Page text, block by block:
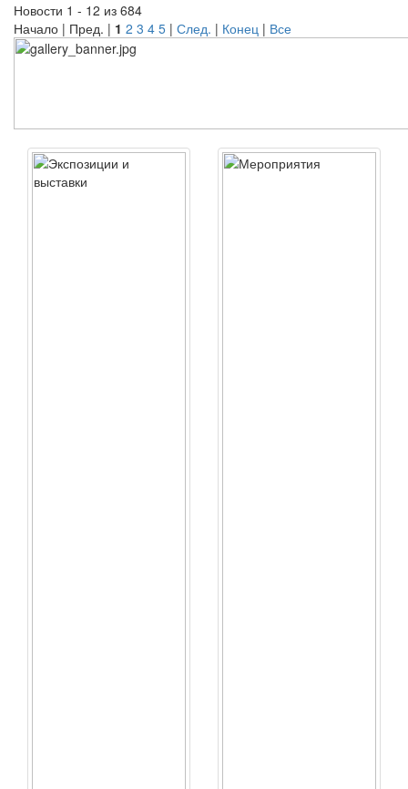
Новости 1 - 12 из 684
Начало | Пред. | 1 2 3 4 5 | След. | Конец | Все